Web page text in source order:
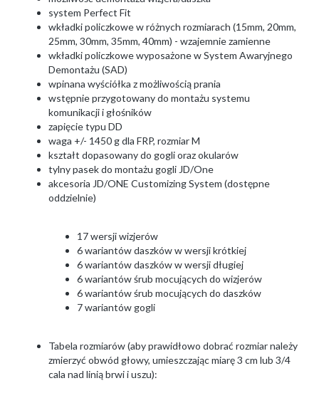
system Perfect Fit
wkładki policzkowe w różnych rozmiarach (15mm, 20mm,
25mm, 30mm, 35mm, 40mm) - wzajemnie zamienne
wkładki policzkowe wyposażone w System Awaryjnego
Demontażu (SAD)
wpinana wyściółka z możliwością prania
wstępnie przygotowany do montażu systemu
komunikacji i głośników
zapięcie typu DD
waga +/- 1450 g dla FRP, rozmiar M
kształt dopasowany do gogli oraz okularów
tylny pasek do montażu gogli JD/One
akcesoria JD/ONE Customizing System (dostępne
oddzielnie)
17 wersji wizjerów
6 wariantów daszków w wersji krótkiej
6 wariantów daszków w wersji długiej
6 wariantów śrub mocujących do wizjerów
6 wariantów śrub mocujących do daszków
7 wariantów gogli
Tabela rozmiarów (aby prawidłowo dobrać rozmiar należy
zmierzyć obwód głowy, umieszczając miarę 3 cm lub 3/4
cala nad linią brwi i uszu):